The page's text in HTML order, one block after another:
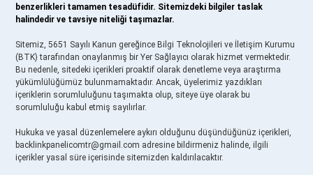
benzerlikleri tamamen tesadüfidir. Sitemizdeki bilgiler taslak
halindedir ve tavsiye niteliği taşımazlar.
Sitemiz, 5651 Sayılı Kanun gereğince Bilgi Teknolojileri ve İletişim Kurumu
(BTK) tarafından onaylanmış bir Yer Sağlayıcı olarak hizmet vermektedir.
Bu nedenle, sitedeki içerikleri proaktif olarak denetleme veya araştırma
yükümlülüğümüz bulunmamaktadır. Ancak, üyelerimiz yazdıkları
içeriklerin sorumluluğunu taşımakta olup, siteye üye olarak bu
sorumluluğu kabul etmiş sayılırlar.
Hukuka ve yasal düzenlemelere aykırı olduğunu düşündüğünüz içerikleri,
backlinkpanelicomtr@gmail.com adresine bildirmeniz halinde, ilgili
içerikler yasal süre içerisinde sitemizden kaldırılacaktır.